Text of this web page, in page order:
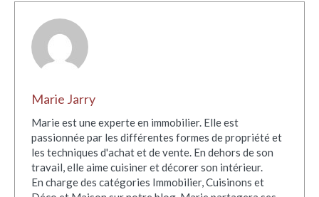
Marie Jarry
Marie est une experte en immobilier. Elle est
passionnée par les différentes formes de propriété et
les techniques d'achat et de vente. En dehors de son
travail, elle aime cuisiner et décorer son intérieur.
En charge des catégories Immobilier, Cuisinons et